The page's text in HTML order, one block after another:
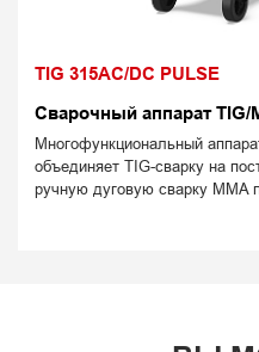
TIG 315AC/DC PULSE
Сварочный аппарат TIG/
Многофункциональный
объединяет TIG-сварку на
ручную дуговую сварку MMA